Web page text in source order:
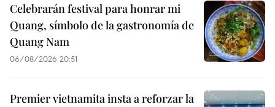
Celebrarán festival para honrar mi
Quang, símbolo de la gastronomía de
Quang Nam
06/08/2026 20:51
Premier vietnamita insta a reforzar la